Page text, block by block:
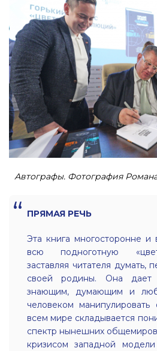
Автографы. Фотография
ПРЯМАЯ РЕЧЬ
Эта книга многосторонне и
всю подноготную
заставляя читателя думать,
своей родины. Она
знающим, думающим и
человеком
всем мире складывается
спектр нынешних
кризисом западной